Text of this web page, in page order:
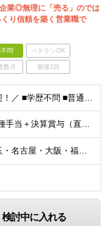
業◎無理に「売る」のでは
り信頼を築く営業職で
問 ベテランOK
数月 面接1回
＼未経験、第二新卒大歓迎！／ ■学歴不問 ■普通自動車運転免許をお持ちの方（AT限定可） ＼こんな方にオススメです！／ ■未経験から無理のない営業職を始めてみたい方 ■将来も安心の経験・スキルを磨き
月給30万円～55万円＋各種手当＋決算賞与（直近数年は連続して支給されています！） ★営業経験をお持ちの方は月給35万円スタートも可能です！ ※経験・能力を考慮の上、優遇いたします。 ※残業手当は
東京・北海道・仙台・埼玉・名古屋・大阪・福岡のいずれかの拠点での勤務となります。 ※勤務地は希望を最大限考慮します。転勤はありません。 ■本社／東京都港区高輪2-16-11 ■札幌支店／北海道札幌市
検討中に入れる